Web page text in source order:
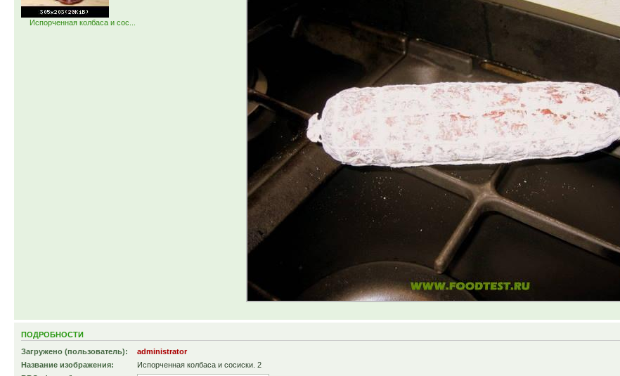
Испорченная колбаса и сос...
ПОДРОБНОСТИ
Загружено (пользователь):
administrator
Название изображения:
Испорченная колбаса и сосиски. 2